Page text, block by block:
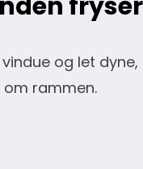
fryser
og let
om rammen.